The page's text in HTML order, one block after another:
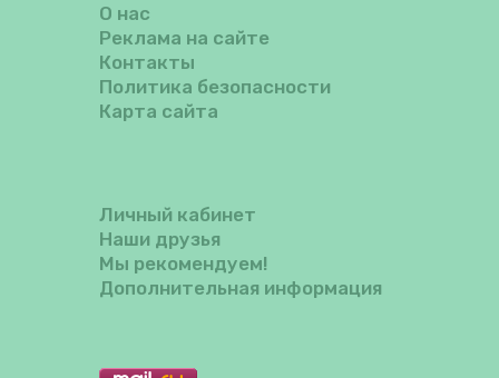
О нас
Реклама на сайте
Контакты
Политика безопасности
Карта сайта
Личный кабинет
Наши друзья
Мы рекомендуем!
Дополнительная информация